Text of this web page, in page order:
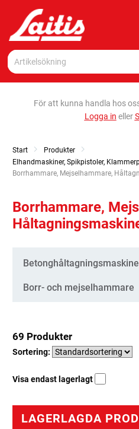
För att kunna handla hos
Logga in eller
Start
Produkter
Elhandmaskiner, Spikpistoler,
Current:
Borrhammare, Mejselhammare,
Borrhammare,
Kategorier
Borr- och mejselhammare
69 Produkter
Sortering:
Visa endast lagerlagt
LAGERLAGDA